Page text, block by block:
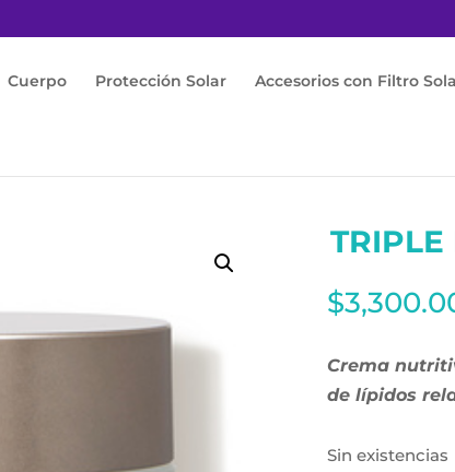
Cuerpo Protección Solar Accesorios con Filtro
TRIPLE
$
Crema
de lípidos
Sin existencias